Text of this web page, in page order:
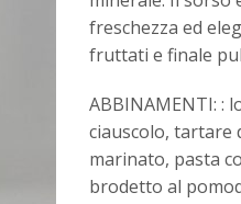
freschezza ed
fruttati e finale
ABBINAMENTI: :
ciauscolo, tartare
marinato, pasta
brodetto al